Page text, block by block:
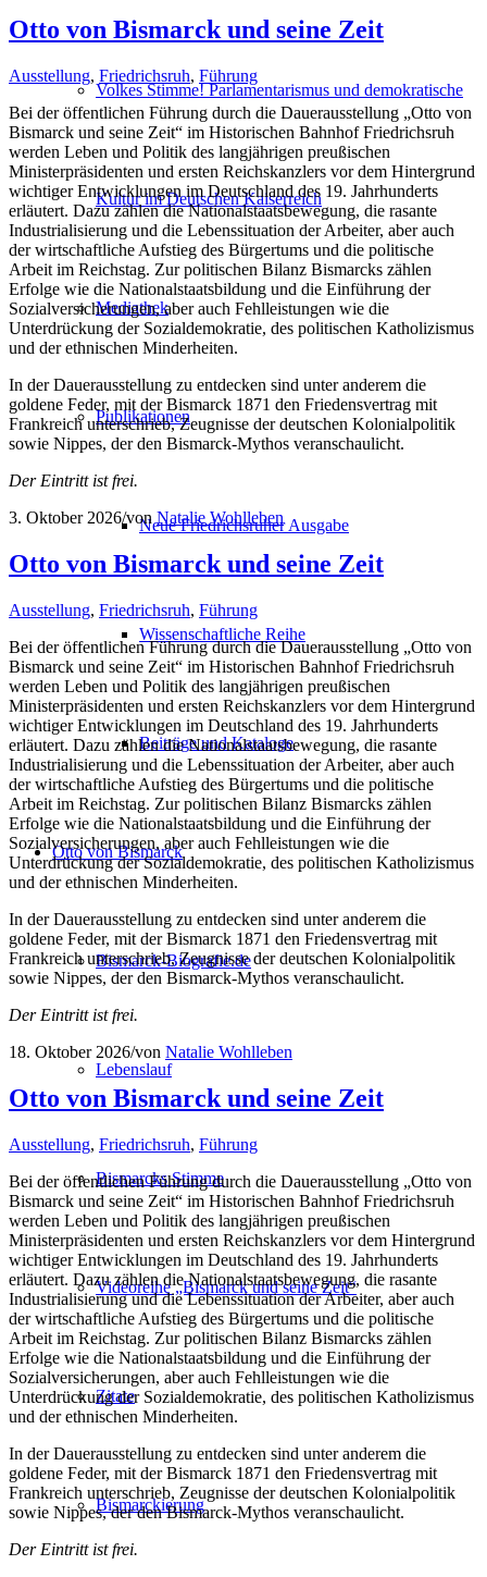
Volkes Stimme! Parlamentarismus und demokratische
Kultur im Deutschen Kaiserreich
Mediathek
Publikationen
Neue Friedrichsruher Ausgabe
Wissenschaftliche Reihe
Beiträge und Kataloge
Otto von Bismarck
Bismarck-Biografie.de
Lebenslauf
Bismarcks Stimme
Videoreihe „Bismarck und seine Zeit“
Zitate
Bismarckierung
Otto von Bismarck und seine Zeit
Ausstellung, Friedrichsruh, Führung
Bei der öffentlichen Führung durch die Dauerausstellung „Otto von
Bismarck und seine Zeit“ im Historischen Bahnhof Friedrichsruh
werden Leben und Politik des langjährigen preußischen
Ministerpräsidenten und ersten Reichskanzlers vor dem Hintergrund
wichtiger Entwicklungen im Deutschland des 19. Jahrhunderts
erläutert. Dazu zählen die Nationalstaatsbewegung, die rasante
Industrialisierung und die Lebenssituation der Arbeiter, aber auch
der wirtschaftliche Aufstieg des Bürgertums und die politische
Arbeit im Reichstag. Zur politischen Bilanz Bismarcks zählen
Erfolge wie die Nationalstaatsbildung und die Einführung der
Sozialversicherungen, aber auch Fehlleistungen wie die
Unterdrückung der Sozialdemokratie, des politischen Katholizismus
und der ethnischen Minderheiten.
In der Dauerausstellung zu entdecken sind unter anderem die
goldene Feder, mit der Bismarck 1871 den Friedensvertrag mit
Frankreich unterschrieb, Zeugnisse der deutschen Kolonialpolitik
sowie Nippes, der den Bismarck-Mythos veranschaulicht.
Der Eintritt ist frei.
3. Oktober 2026/von Natalie Wohlleben
Otto von Bismarck und seine Zeit
Ausstellung, Friedrichsruh, Führung
Bei der öffentlichen Führung durch die Dauerausstellung „Otto von
Bismarck und seine Zeit“ im Historischen Bahnhof Friedrichsruh
werden Leben und Politik des langjährigen preußischen
Ministerpräsidenten und ersten Reichskanzlers vor dem Hintergrund
wichtiger Entwicklungen im Deutschland des 19. Jahrhunderts
erläutert. Dazu zählen die Nationalstaatsbewegung, die rasante
Industrialisierung und die Lebenssituation der Arbeiter, aber auch
der wirtschaftliche Aufstieg des Bürgertums und die politische
Arbeit im Reichstag. Zur politischen Bilanz Bismarcks zählen
Erfolge wie die Nationalstaatsbildung und die Einführung der
Sozialversicherungen, aber auch Fehlleistungen wie die
Unterdrückung der Sozialdemokratie, des politischen Katholizismus
und der ethnischen Minderheiten.
In der Dauerausstellung zu entdecken sind unter anderem die
goldene Feder, mit der Bismarck 1871 den Friedensvertrag mit
Frankreich unterschrieb, Zeugnisse der deutschen Kolonialpolitik
sowie Nippes, der den Bismarck-Mythos veranschaulicht.
Der Eintritt ist frei.
18. Oktober 2026/von Natalie Wohlleben
Otto von Bismarck und seine Zeit
Ausstellung, Friedrichsruh, Führung
Bei der öffentlichen Führung durch die Dauerausstellung „Otto von
Bismarck und seine Zeit“ im Historischen Bahnhof Friedrichsruh
werden Leben und Politik des langjährigen preußischen
Ministerpräsidenten und ersten Reichskanzlers vor dem Hintergrund
wichtiger Entwicklungen im Deutschland des 19. Jahrhunderts
erläutert. Dazu zählen die Nationalstaatsbewegung, die rasante
Industrialisierung und die Lebenssituation der Arbeiter, aber auch
der wirtschaftliche Aufstieg des Bürgertums und die politische
Arbeit im Reichstag. Zur politischen Bilanz Bismarcks zählen
Erfolge wie die Nationalstaatsbildung und die Einführung der
Sozialversicherungen, aber auch Fehlleistungen wie die
Unterdrückung der Sozialdemokratie, des politischen Katholizismus
und der ethnischen Minderheiten.
In der Dauerausstellung zu entdecken sind unter anderem die
goldene Feder, mit der Bismarck 1871 den Friedensvertrag mit
Frankreich unterschrieb, Zeugnisse der deutschen Kolonialpolitik
sowie Nippes, der den Bismarck-Mythos veranschaulicht.
Der Eintritt ist frei.